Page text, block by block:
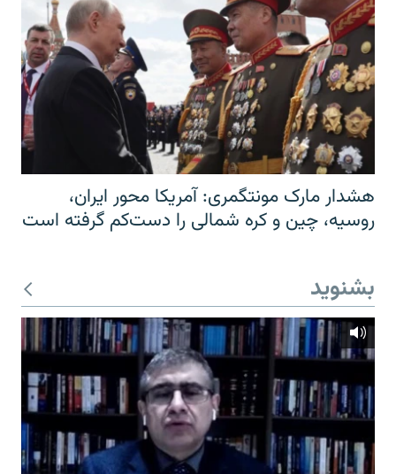
هشدار مارک مونتگمری: آمریکا محور ایران،
روسیه، چین و کره شمالی را دست‌کم گرفته است
بشنوید